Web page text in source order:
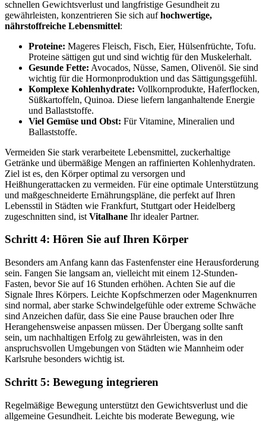
schnellen Gewichtsverlust und langfristige Gesundheit zu
gewährleisten, konzentrieren Sie sich aufhochwertige,
nährstoffreiche Lebensmittel:
Proteine: Mageres Fleisch, Fisch, Eier, Hülsenfrüchte, Tofu.
Proteine sättigen gut und sind wichtig für den Muskelerhalt.
Gesunde Fette: Avocados, Nüsse, Samen, Olivenöl. Sie sind
wichtig für die Hormonproduktion und das Sättigungsgefühl.
Komplexe Kohlenhydrate: Vollkornprodukte, Haferflocken,
Süßkartoffeln, Quinoa. Diese liefern langanhaltende Energie
und Ballaststoffe.
Viel Gemüse und Obst: Für Vitamine, Mineralien und
Ballaststoffe.
Vermeiden Sie stark verarbeitete Lebensmittel, zuckerhaltige
Getränke und übermäßige Mengen an raffinierten Kohlenhydraten.
Ziel ist es, den Körper optimal zu versorgen und
Heißhungerattacken zu vermeiden. Für eine optimale Unterstützung
und maßgeschneiderte Ernährungspläne, die perfekt auf Ihren
Lebensstil in Städten wie Frankfurt, Stuttgart oder Heidelberg
zugeschnitten sind, ist Vitalhane Ihr idealer Partner.
Schritt 4: Hören Sie auf Ihren Körper
Besonders am Anfang kann das Fastenfenster eine Herausforderung
sein. Fangen Sie langsam an, vielleicht mit einem 12-Stunden-
Fasten, bevor Sie auf 16 Stunden erhöhen. Achten Sie auf die
Signale Ihres Körpers. Leichte Kopfschmerzen oder Magenknurren
sind normal, aber starke Schwindelgefühle oder extreme Schwäche
sind Anzeichen dafür, dass Sie eine Pause brauchen oder Ihre
Herangehensweise anpassen müssen. Der Übergang sollte sanft
sein, um nachhaltigen Erfolg zu gewährleisten, was in den
anspruchsvollen Umgebungen von Städten wie Mannheim oder
Karlsruhe besonders wichtig ist.
Schritt 5: Bewegung integrieren
Regelmäßige Bewegung unterstützt den Gewichtsverlust und die
allgemeine Gesundheit. Leichte bis moderate Bewegung, wie